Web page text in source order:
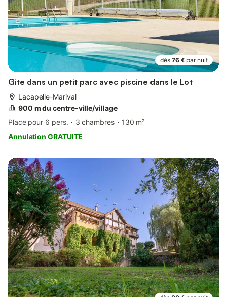
dès 76 € par nuit
Gite dans un petit parc avec piscine dans le Lot
Lacapelle-Marival
900 m du centre-ville/village
Place pour 6 pers.
3 chambres
130 m²
Annulation GRATUITE